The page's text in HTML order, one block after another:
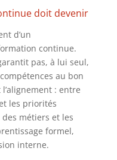
doit devenir
d’un
continue.
pas, à lui seul,
au bon
: entre
les priorités
métiers et les
formel,
interne.